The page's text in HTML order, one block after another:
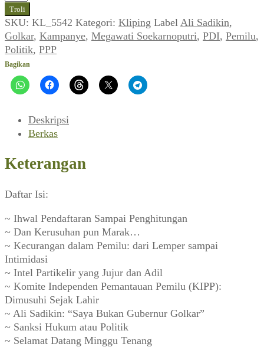
Kerusuhan
Pemilu:
Menjelang
Imbauan
Megawati
(Detektif
&
1997)
Troli
SKU: KL_5542 Kategori: Kliping Label Ali Sadikin,
Golkar, Kampanye, Megawati Soekarnoputri, PDI, Pemilu,
Politik, PPP
Bagikan
Deskripsi
Berkas
Keterangan
Daftar Isi:
~ Ihwal Pendaftaran Sampai Penghitungan
~ Dan Kerusuhan pun Marak…
~ Kecurangan dalam Pemilu: dari Lemper sampai
Intimidasi
~ Intel Partikelir yang Jujur dan Adil
~ Komite Independen Pemantauan Pemilu (KIPP):
Dimusuhi Sejak Lahir
~ Ali Sadikin: “Saya Bukan Gubernur Golkar”
~ Sanksi Hukum atau Politik
~ Selamat Datang Minggu Tenang